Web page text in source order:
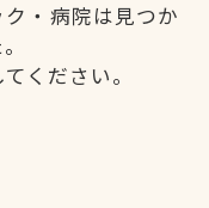
・病院は見つか
ください。